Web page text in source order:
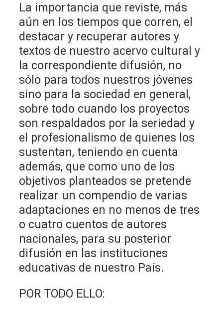
La importancia que reviste, más
aún en los tiempos que corren, el
destacar y recuperar autores y
textos de nuestro acervo cultural y
la correspondiente difusión, no
sólo para todos nuestros jóvenes
sino para la sociedad en general,
sobre todo cuando los proyectos
son respaldados por la seriedad y
el profesionalismo de quienes los
sustentan, teniendo en cuenta
además, que como uno de los
objetivos planteados se pretende
realizar un compendio de varias
adaptaciones en no menos de tres
o cuatro cuentos de autores
nacionales, para su posterior
difusión en las instituciones
educativas de nuestro País.
POR TODO ELLO: